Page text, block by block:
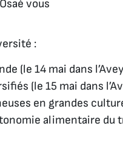
vous
:
(le 14 mai dans
(le 15 mai dans
en grandes
alimentaire du